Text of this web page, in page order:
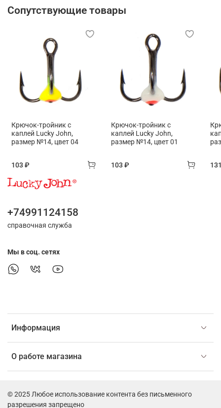
Сопутствующие товары
Крючок-тройник с
каплей Lucky John,
размер №14, цвет 04
103 ₽
Крючок-тройник с
каплей Lucky John,
размер №14, цвет 01
103 ₽
Информация
О работе магазина
+74991124158
справочная служба
Мы в соц. сетях
© 2025 Любое использование контента без письменного
разрешения запрещено